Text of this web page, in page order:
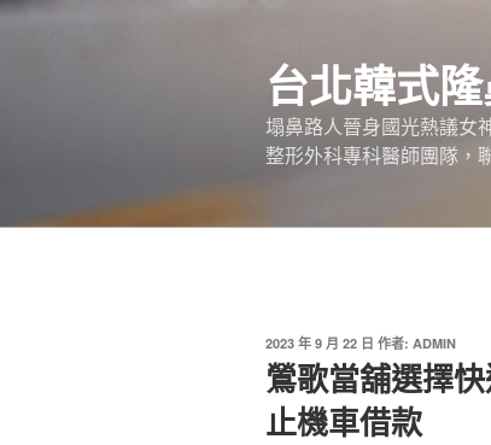
跳
台北韓式
塌鼻路人晉身國光熱議女
整形外科專科醫師團隊，
發
佈
於
2023 年 9 月 22 日 作者: ADMIN
鶯歌當舖選擇
止機車借款